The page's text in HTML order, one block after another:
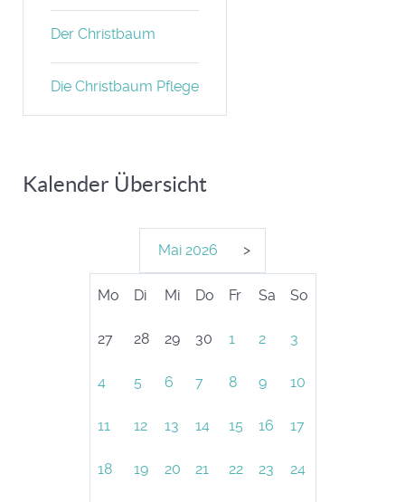
Der Christbaum
Die Christbaum Pflege
Kalender Übersicht
Mai 2026 >
Mo Di Mi Do Fr Sa So
27 28 29 30 1 2 3
4 5 6 7 8 9 10
11 12 13 14 15 16 17
18 19 20 21 22 23 24